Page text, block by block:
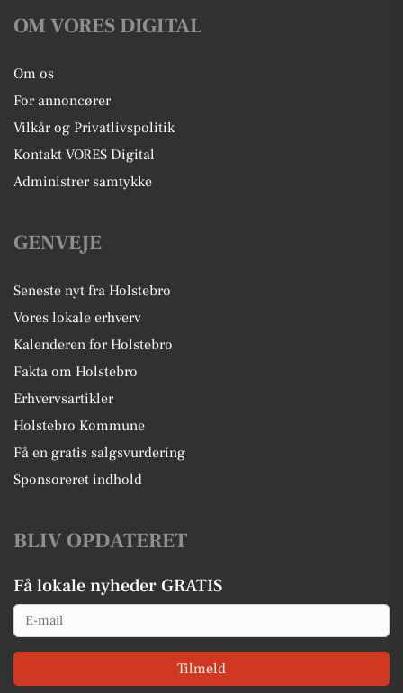
OM VORES DIGITAL
Om os
For annoncører
Vilkår og Privatlivspolitik
Kontakt VORES Digital
Administrer samtykke
GENVEJE
Seneste nyt fra Holstebro
Vores lokale erhverv
Kalenderen for Holstebro
Fakta om Holstebro
Erhvervsartikler
Holstebro Kommune
Få en gratis salgsvurdering
Sponsoreret indhold
BLIV OPDATERET
Få lokale nyheder GRATIS
Email
Tilmeld